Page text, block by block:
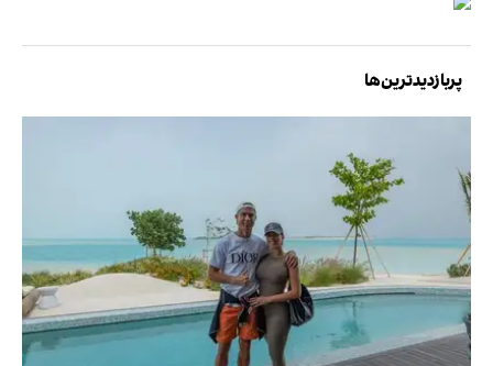
پربازدیدترین‌ها